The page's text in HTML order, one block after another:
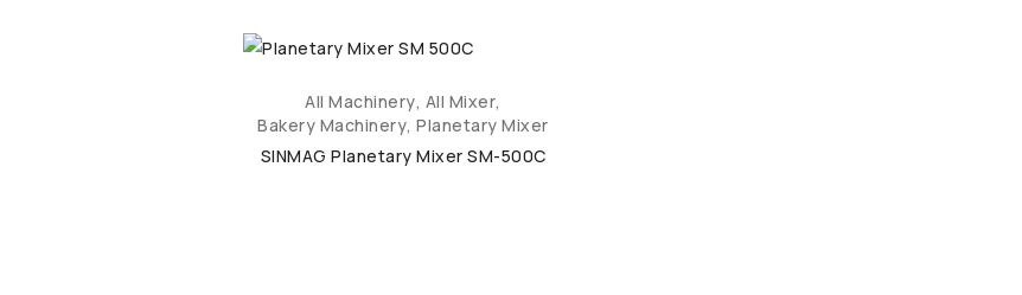
All Machinery, All Mixer,
Bakery Machinery,Planetary Mixer
SINMAG Planetary Mixer SM-500C